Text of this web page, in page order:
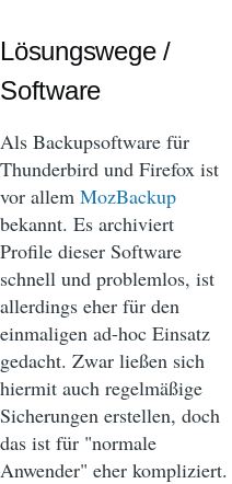
Lösungswege /
Software
Als Backupsoftware für
Thunderbird und Firefox ist
vor allem MozBackup
bekannt. Es archiviert
Profile dieser Software
schnell und problemlos, ist
allerdings eher für den
einmaligen ad-hoc Einsatz
gedacht. Zwar ließen sich
hiermit auch regelmäßige
Sicherungen erstellen, doch
das ist für "normale
Anwender" eher kompliziert.